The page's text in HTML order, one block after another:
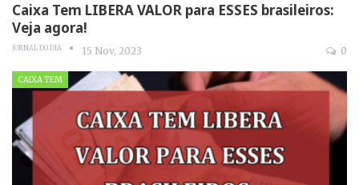
Caixa Tem LIBERA VALOR para ESSES brasileiros:
Veja agora!
JORNAL DO DIA 15 Nov, 2023 0
CAIXA TEM